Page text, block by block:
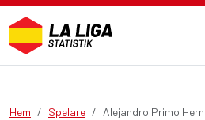
Hem Spelare Alejandro Primo